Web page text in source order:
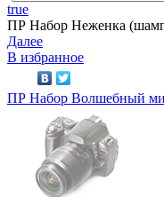
true
ПР Набор Неженка
Далее
В избранное
ПР Набор Волшебный